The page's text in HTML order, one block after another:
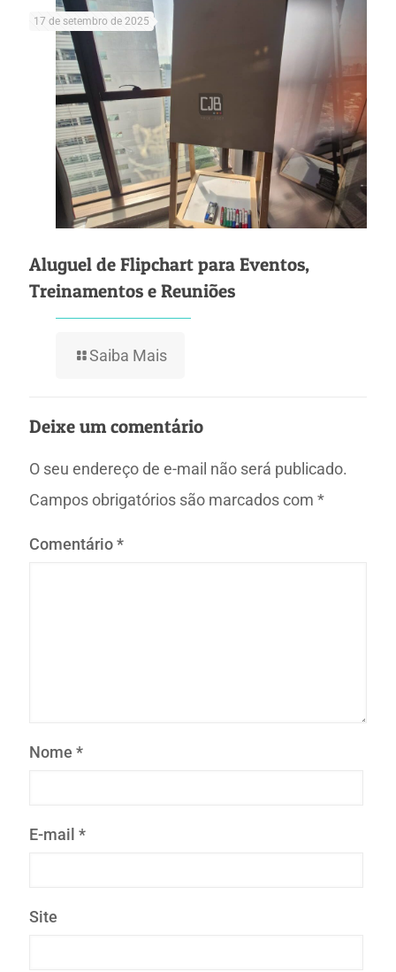
17 de setembro de 2025
Aluguel de Flipchart para Eventos,
Treinamentos e Reuniões
Saiba Mais
Deixe um comentário
O seu endereço de e-mail não será publicado.
Campos obrigatórios são marcados com *
Comentário*
Nome *
E-mail *
Site